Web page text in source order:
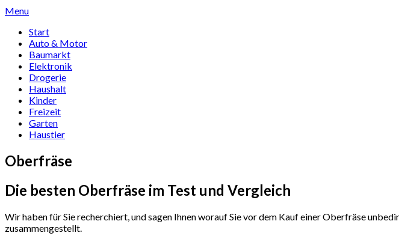
Skip
content
Menu
Start
Auto & Motor
Baumarkt
Elektronik
Drogerie
Haushalt
Kinder
Freizeit
Garten
Haustier
Oberfräse
Die besten Oberfräse im Test und Vergleich
Wir haben für Sie recherchiert, und sagen Ihnen worauf Sie vor dem Kauf einer Oberfräse
zusammengestellt.